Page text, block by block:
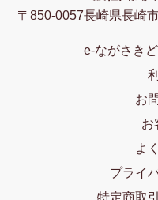
〒850-0057長崎県長崎
e-ながさき
お
お
よ
プライ
特定商取